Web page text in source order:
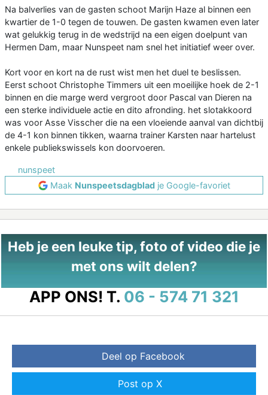
Na balverlies van de gasten schoot Marijn Haze al binnen een
kwartier de 1-0 tegen de touwen. De gasten kwamen even later
wat gelukkig terug in de wedstrijd na een eigen doelpunt van
Hermen Dam, maar Nunspeet nam snel het initiatief weer over.
Kort voor en kort na de rust wist men het duel te beslissen.
Eerst schoot Christophe Timmers uit een moeilijke hoek de 2-1
binnen en die marge werd vergroot door Pascal van Dieren na
een sterke individuele actie en dito afronding. het slotakkoord
was voor Asse Visscher die na een vloeiende aanval van dichtbij
de 4-1 kon binnen tikken, waarna trainer Karsten naar hartelust
enkele publiekswissels kon doorvoeren.
nunspeet
Maak Nunspeetsdagbladje Google-favoriet
Heb je een leuke tip, foto of video die je
met ons wilt delen?
APP ONS! T. 06 - 574 71 321
Deel op Facebook
Post op X